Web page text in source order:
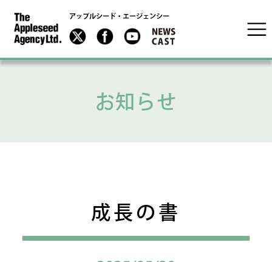
アップルシード・エージェンシー
お知らせ
成長の書